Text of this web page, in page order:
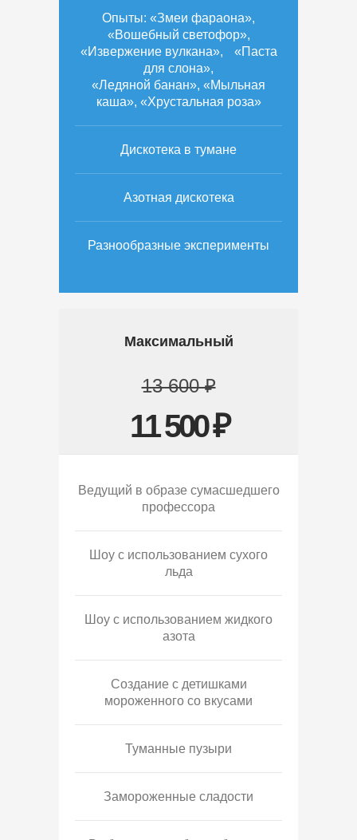
Опыты: «Змеи фараона»,
«Вошебный светофор»,
«Извержение вулкана», «Паста
для слона»,
«Ледяной банан», «Мыльная
каша», «Хрустальная роза»
Дискотека в тумане
Азотная дискотека
Разнообразные эксперименты
Максимальный
13 600 ₽
11 500 ₽
Ведущий в образе сумасшедшего
профессора
Шоу с использованием сухого
льда
Шоу с использованием жидкого
азота
Создание с детишками
мороженного со вкусами
Туманные пузыри
Замороженные сладости